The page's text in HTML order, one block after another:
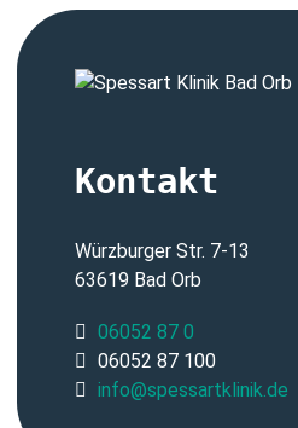
Kontakt
Würzburger Str. 7-13
63619 Bad Orb
06052 87 0
06052 87 100
info@spessartklinik.de